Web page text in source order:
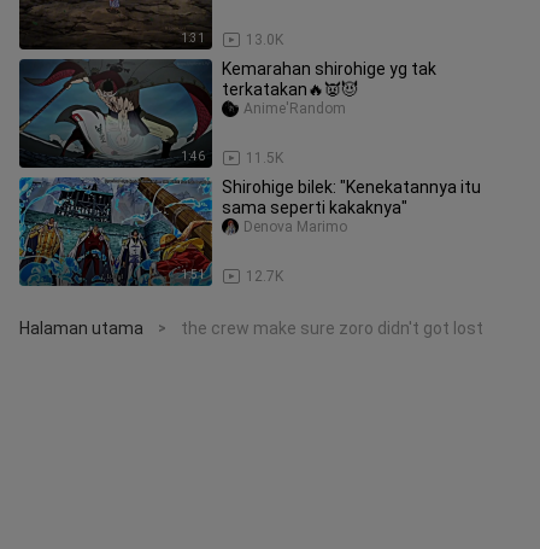
1:31 13.0K
1:46
Kemarahan shirohige yg tak
terkatakan🔥👿😈
11.5K
Anime'Random
1:51
Shirohige bilek: "Kenekatannya itu
sama seperti kakaknya"
12.7K
Denova Marimo
Halaman utama > the crew make sure zoro didn't got lost